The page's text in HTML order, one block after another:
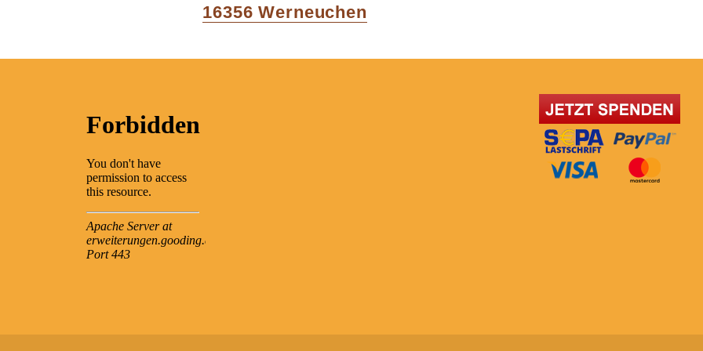
16356 Werneuchen